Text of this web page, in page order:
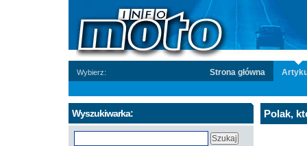
Wybierz: Strona główna
Polak,
Wyszukiwarka: